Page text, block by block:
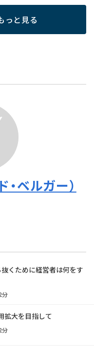
っと見る
ベルガー）
くために経営者は何をす
分
拡大を目指して
分